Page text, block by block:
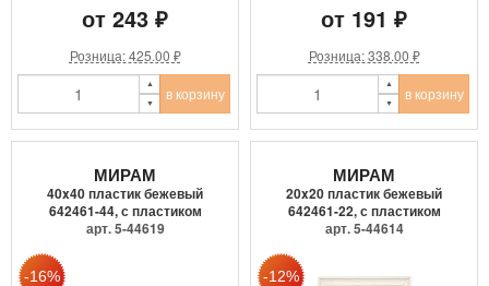
от 243 ₽
Розница: 425.00 ₽
в корзину
от 191 ₽
Розница: 338.00 ₽
в корзину
МИРАМ
40x40 пластик бежевый
642461-44, с пластиком
арт. 5-44619
МИРАМ
20x20 пластик бежевый
642461-22, с пластиком
арт. 5-44614